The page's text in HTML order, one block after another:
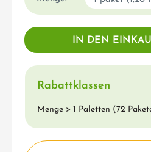
Rabattklassen
Menge > 1 Paletten (72